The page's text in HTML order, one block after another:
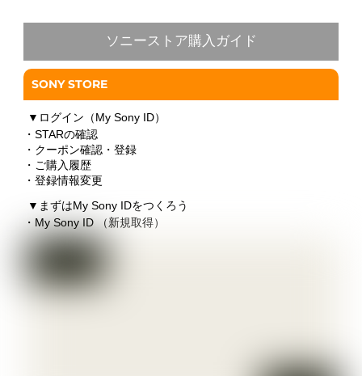
ソニーストア購入ガイド
SONY STORE
▼ ログイン（My Sony ID）
・STARの確認
・クーポン確認・登録
・ご購入履歴
・登録情報変更
▼ まずはMy Sony IDをつくろう
・My Sony ID （新規取得）